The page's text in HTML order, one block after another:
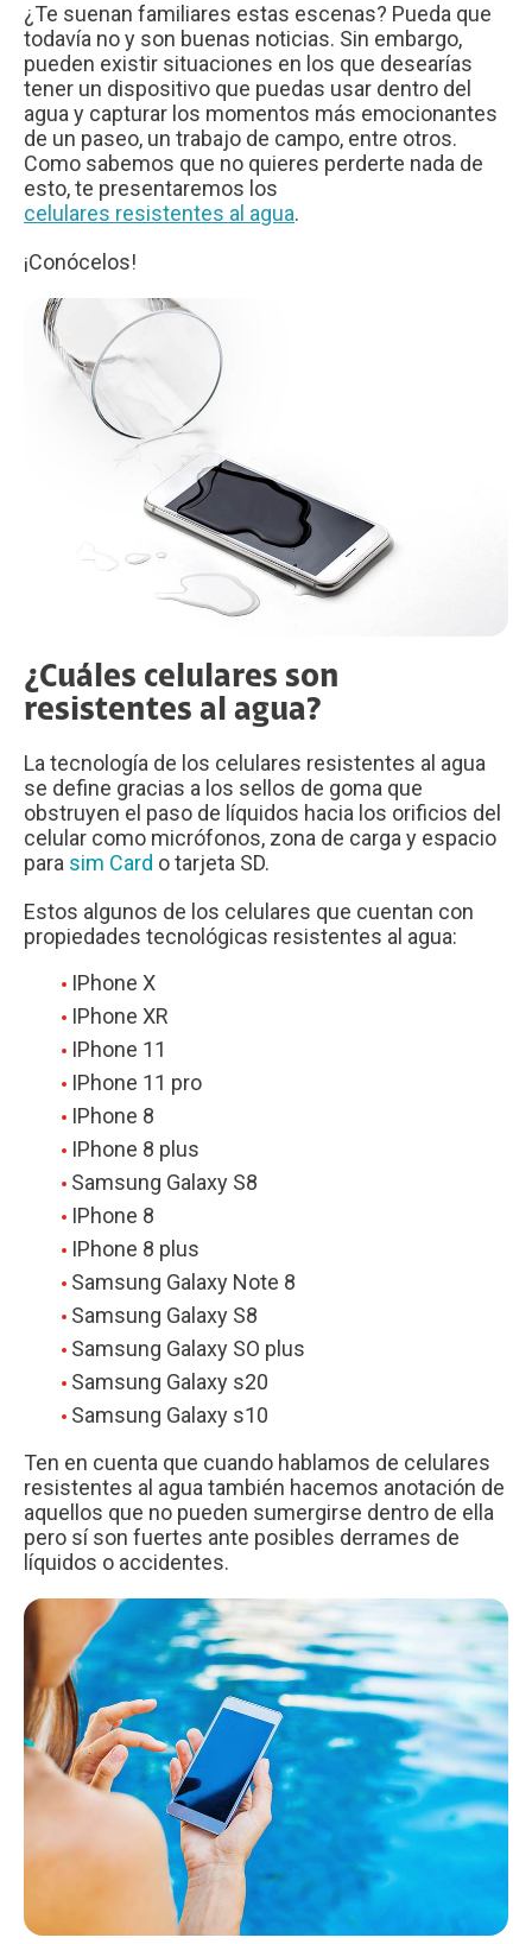
¿Te suenan familiares estas escenas? Pueda que
todavía no y son buenas noticias. Sin embargo,
pueden existir situaciones en los que desearías
tener un dispositivo que puedas usar dentro del
agua y capturar los momentos más emocionantes
de un paseo, un trabajo de campo, entre otros.
Como sabemos que no quieres perderte nada de
esto, te presentaremos los
celulares resistentes al agua.
¡Conócelos!
¿Cuáles celulares son
resistentes al agua?
La tecnología de los celulares resistentes al agua
se define gracias a los sellos de goma que
obstruyen el paso de líquidos hacia los orificios del
celular como micrófonos, zona de carga y espacio
para sim Card o tarjeta SD.
Estos algunos de los celulares que cuentan con
propiedades tecnológicas resistentes al agua:
IPhone X
IPhone XR
IPhone 11
IPhone 11 pro
IPhone 8
IPhone 8 plus
Samsung Galaxy S8
IPhone 8
IPhone 8 plus
Samsung Galaxy Note 8
Samsung Galaxy S8
Samsung Galaxy SO plus
Samsung Galaxy s20
Samsung Galaxy s10
Ten en cuenta que cuando hablamos de celulares
resistentes al agua también hacemos anotación de
aquellos que no pueden sumergirse dentro de ella
pero sí son fuertes ante posibles derrames de
líquidos o accidentes.